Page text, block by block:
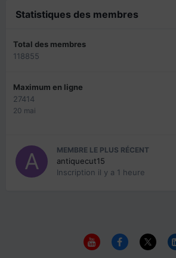
Statistiques des membres
Total des membres
118855
Maximum en ligne
27414
20 mai
MEMBRE LE PLUS RÉCENT
antiquecut15
Inscription il y a 1 heure